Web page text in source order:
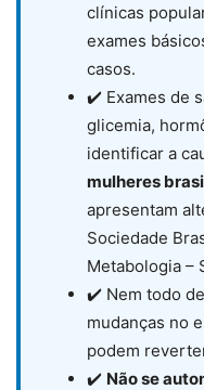
clínicas
exames
casos.
✔️ Exames de
glicemia,
identificar a
mulheres
apresentam
Sociedade
Metabologia –
✔️ Nem todo
mudanças no
podem
✔️ Não se